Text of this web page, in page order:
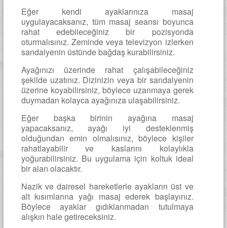
Eğer kendi ayaklarınıza masaj
uygulayacaksanız, tüm masaj seansı boyunca
rahat edebileceğiniz bir pozisyonda
oturmalısınız. Zeminde veya televizyon izlerken
sandalyenin üstünde bağdaş kurabilirsiniz.
Ayağınızı üzerinde rahat çalışabileceğiniz
şekilde uzatınız. Dizinizin veya bir sandalyenin
üzerine koyabilirsiniz, böylece uzanmaya gerek
duymadan kolayca ayağınıza ulaşabilirsiniz.
Eğer başka birinin ayağına masaj
yapacaksanız, ayağı iyi desteklenmiş
olduğundan emin olmalısınız, böylece kişiler
rahatlayabilir ve kaslarını kolaylıkla
yoğurabilirsiniz. Bu uygulama için koltuk ideal
bir alan olacaktır.
Nazik ve dairesel hareketlerle ayakların üst ve
alt kısımlarına yağı masaj ederek başlayınız.
Böylece ayaklar gıdıklanmadan tutulmaya
alışkın hale getireceksiniz.